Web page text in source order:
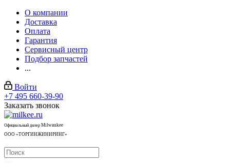
О компании
Доставка
Оплата
Гарантия
Сервисный центр
Подбор запчастей
...
Войти
+7 495 660-39-90
Заказать звонок
Официальный дилер Milwaukee
ООО «ТОРГИНЖИНИРИНГ»